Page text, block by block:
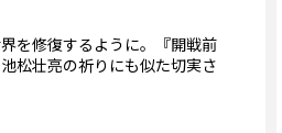
を修復するように。『開戦前
松壮亮の祈りにも似た切実さ